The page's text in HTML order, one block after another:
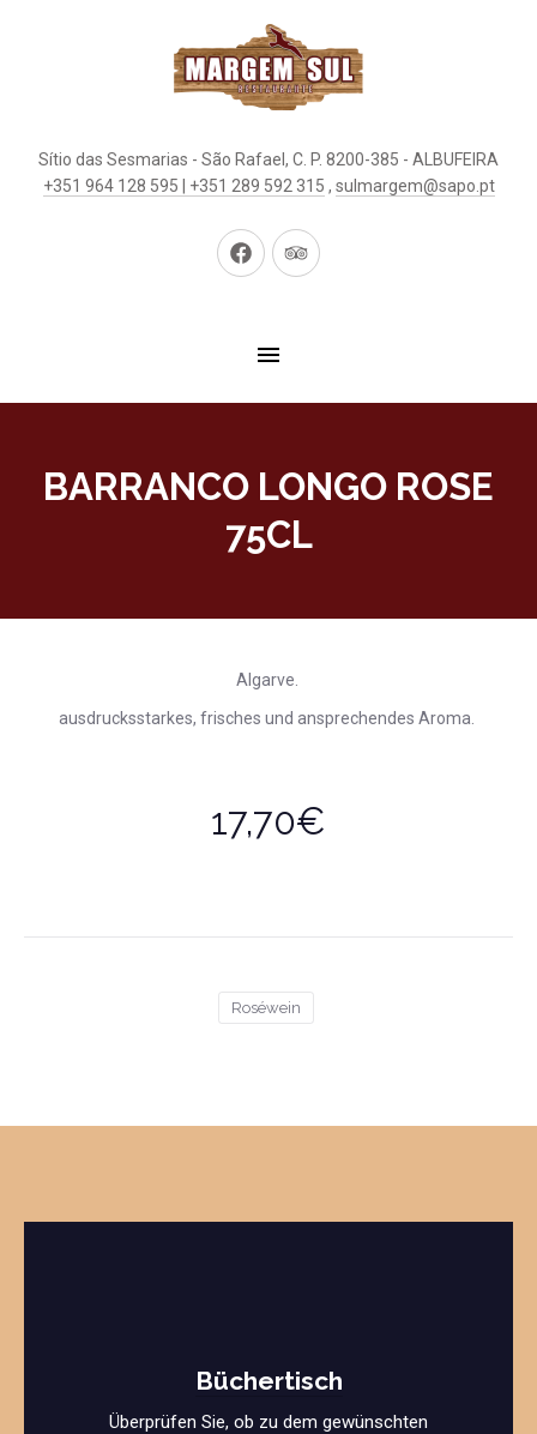
Sítio das Sesmarias - São Rafael, C. P. 8200-385 - ALBUFEIRA
+351 964 128 595 | +351 289 592 315 , sulmargem@sapo.pt
Neues Neues
BARRANCO LONGO ROSE
75CL
Algarve.
ausdrucksstarkes, frisches und ansprechendes Aroma.
17,70€
Roséwein
Büchertisch
Überprüfen Sie, ob zu dem gewünschten